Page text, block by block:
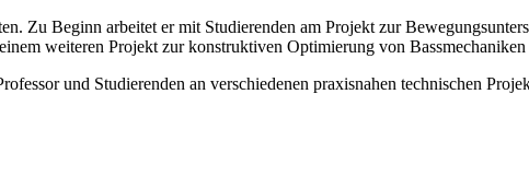
Zu Beginn arbeitet er mit Studierenden am Projekt zur
weiteren Projekt zur konstruktiven Optimierung von
und Studierenden an verschiedenen praxisnahen technischen